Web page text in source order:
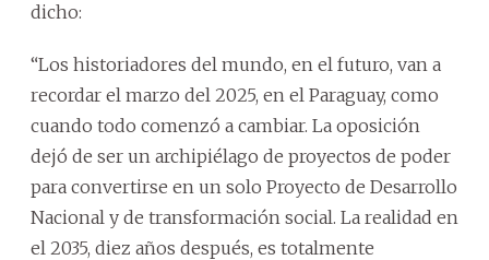
dicho:
“Los historiadores del mundo, en el futuro, van a
recordar el marzo del 2025, en el Paraguay, como
cuando todo comenzó a cambiar. La oposición
dejó de ser un archipiélago de proyectos de poder
para convertirse en un solo Proyecto de Desarrollo
Nacional y de transformación social. La realidad en
el 2035, diez años después, es totalmente